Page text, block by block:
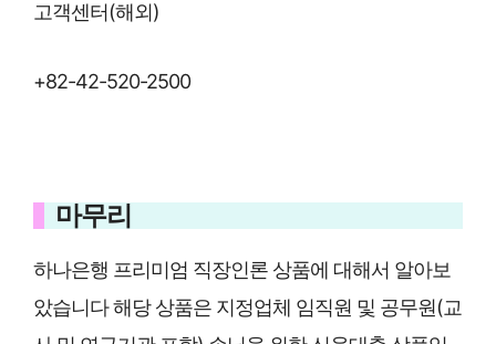
고객센터(해외)
+82-42-520-2500
마무리
하나은행 프리미엄 직장인론 상품에 대해서 알아보
았습니다 해당 상품은 지정업체 임직원 및 공무원(교